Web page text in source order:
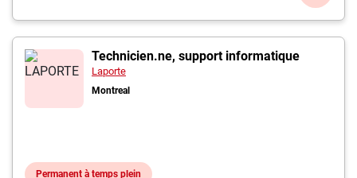
Technicien.ne, support informatique
Laporte
Montreal
Permanent à temps plein